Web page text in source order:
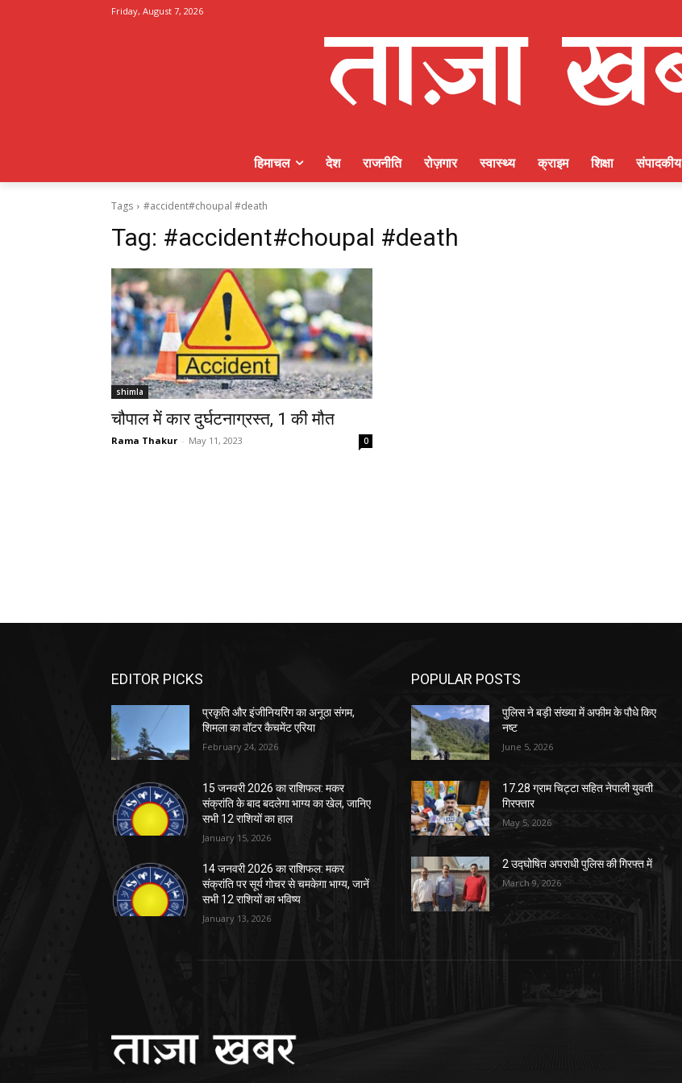
Friday, August 7, 2026
हिमाचल देश राजनीति रोज़गार स्वास्थ्य क्राइम शिक्षा संपादकीय
Tags #accident#choupal #death
Tag: #accident#choupal #death
shimla
चौपाल में कार दुर्घटनाग्रस्त, 1 की मौत
Rama Thakur - May 11, 2023 0
EDITOR PICKS
प्रकृति और इंजीनियरिंग का अनूठा संगम,
शिमला का वॉटर कैचमेंट एरिया
February 24, 2026
15 जनवरी 2026 का राशिफल: मकर
संक्रांति के बाद बदलेगा भाग्य का खेल, जानिए
सभी 12 राशियों का हाल
January 15, 2026
14 जनवरी 2026 का राशिफल: मकर
संक्रांति पर सूर्य गोचर से चमकेगा भाग्य, जानें
सभी 12 राशियों का भविष्य
January 13, 2026
POPULAR POSTS
पुलिस ने बड़ी संख्या में अफीम के पौधे किए
नष्ट
June 5, 2026
17.28 ग्राम चिट्टा सहित नेपाली युवती
गिरफ्तार
May 5, 2026
2 उद्घोषित अपराधी पुलिस की गिरफ्त में
March 9, 2026